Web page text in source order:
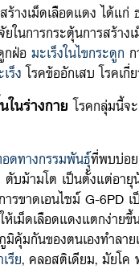
ร้างเม็ดเลือดแดง ได้แ
ในการกระตุ้นการสร้าง
กฝ่อ มะเร็งในไขกระดูก
ร็ง โรคข้ออักเสบ โรคเ
ในร่างกายโรคกลุ่มนี้จ
ดทางกรรมพันธุ์ที่พบบ่อย
ตับม้ามโต เป็นตั้งแต่อา
รขาดเอนไซม์ G-6PD เ
เม็ดเลือดแดงแตกง่าย
มิคุ้มกันของตนเองทำล
รีย, คลอสติเดียม, มัยโค